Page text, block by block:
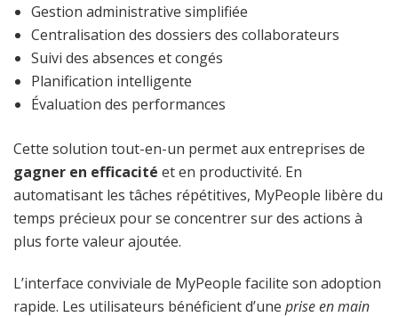
Gestion administrative simplifiée
Centralisation des dossiers des collaborateurs
Suivi des absences et congés
Planification intelligente
Évaluation des performances
Cette solution tout-en-un permet aux entreprises de
gagner en efficacité et en productivité. En
automatisant les tâches répétitives, MyPeople libère du
temps précieux pour se concentrer sur des actions à
plus forte valeur ajoutée.
L’interface conviviale de MyPeople facilite son adoption
rapide. Les utilisateurs bénéficient d’une prise en main